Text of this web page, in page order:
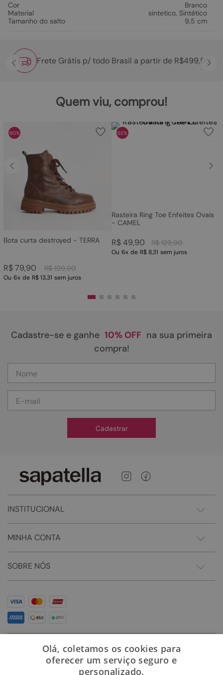
Cor
Branco
Material
sintetico, Sintético
Tamanho do salto
9,5 cm
Frete Grátis p/ todo Brasil a partir de R$499,90
Quem viu, comprou!
60%
Bota curta destroyed - TERRA
R$ 199,90
R$79,90
Ou 6x de R$ 13,31 sem juros
62%
Rasteira Ring Toe Enfeites Ovais
- CAMEL
R$ 129,90
R$49,90
Ou 6x de R$ 8,31 sem juros
Cadastre-se e ganhe 10% OFF na sua primeira
compra!
Cadastrar
INSTITUCIONAL
MINHA CONTA
SOBRE NÓS
Olá, coletamos os cookies para
oferecer um serviço seguro e
personalizado.